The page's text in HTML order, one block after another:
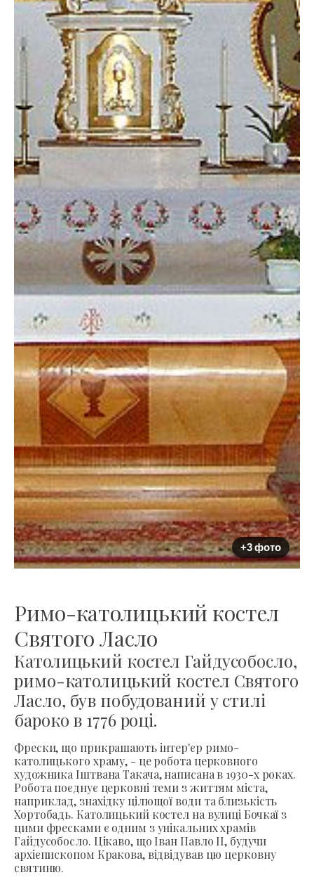
+3 фото
Римо-католицький костел
Святого Ласло
Католицький костел Гайдусобосло,
римо-католицький костел Святого
Ласло, був побудований у стилі
бароко в 1776 році.
Фрески, що прикрашають інтер'єр римо-
католицького храму, - це робота церковного
художника Іштвана Такача, написана в 1930-х роках.
Робота поєднує церковні теми з життям міста,
наприклад, знахідку цілющої води та близькість
Хортобадь. Католицький костел на вулиці Бочкаї з
цими фресками є одним з унікальних храмів
Гайдусобосло. Цікаво, що Іван Павло ІІ, будучи
архієпископом Кракова, відвідував цю церковну
святиню.